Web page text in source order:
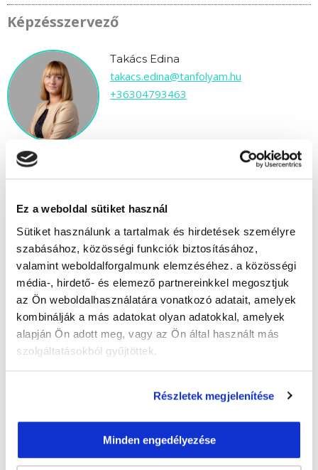
Ez a weboldal sütiket használ
Sütiket használunk a tartalmak és hirdetések személyre
szabásához, közösségi funkciók biztosításához,
valamint weboldalforgalmunk elemzéséhez. a közösségi
média-, hirdető- és elemező partnereinkkel megosztjuk
az Ön weboldalhasználatára vonatkozó adatait, amelyek
kombinálják a más adatokat olyan adatokkal, amelyek
alapján Ön adott meg, vagy az Ön által használt más
szolgáltatásokból gyűjtöttek.
Részletek megjelenítése
Minden engedélyezése
Képzésszervező
Takács Edina
takacs.edina@tanfolyam.hu
+36304793463
" M " csoport
83 nap az indulásig!
Időtartam:3-4 hónap
Indulás időpontja:2026-10-30
Képzés ára:150 000 Ft
Minden kedvezmény igénybevételével
130.000 Ft-ra csökkenthető! Ősztől áremelés
várható!
Vizsgaközpont határozza meg.
A csoport a meghirdetett időpontban
biztosan indul!